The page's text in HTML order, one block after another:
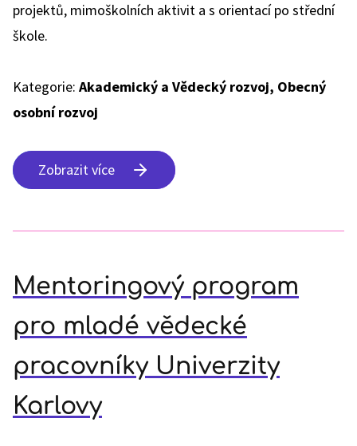
projektů, mimoškolních aktivit a s orientací po střední
škole.
Kategorie: Akademický a Vědecký rozvoj, Obecný
osobní rozvoj
Zobrazit více
Mentoringový program
pro mladé vědecké
pracovníky Univerzity
Karlovy